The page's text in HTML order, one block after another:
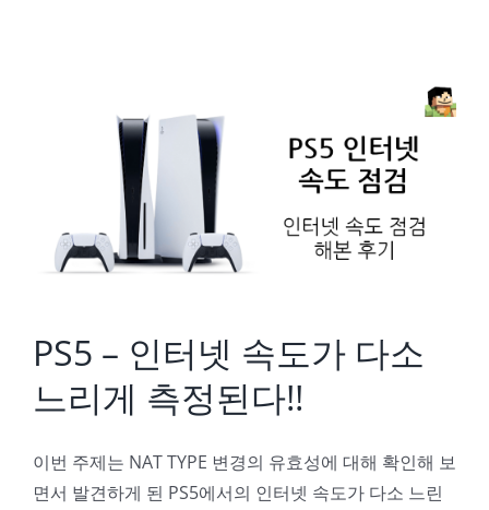
PS5 – 인터넷 속도가 다소
느리게 측정된다!!
이번 주제는 NAT TYPE 변경의 유효성에 대해 확인해 보
면서 발견하게 된 PS5에서의 인터넷 속도가 다소 느린